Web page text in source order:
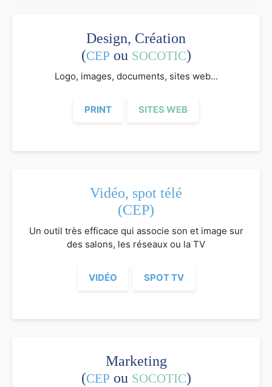
Design, Création
(CEP ou SOCOTIC)
Logo, images, documents, sites web...
PRINT SITES WEB
Vidéo, spot télé
(CEP)
Un outil très efficace qui associe son et image sur
des salons, les réseaux ou la TV
VIDÉO SPOT TV
Marketing
(CEP ou SOCOTIC)